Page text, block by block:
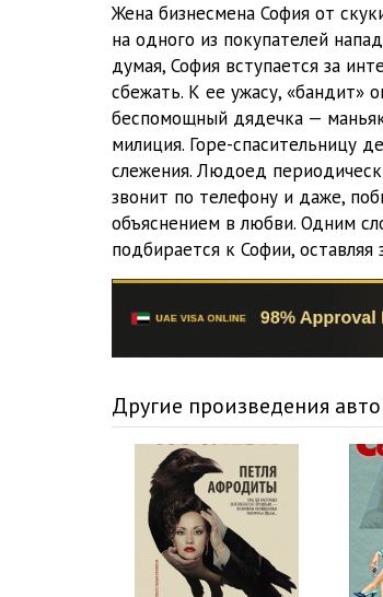
Soboleva_Printsessa_008
Soboleva_Printsessa_009
Soboleva_Printsessa_010
Soboleva_Printsessa_011
Soboleva_Printsessa_012
Soboleva_Printsessa_013
Soboleva_Printsessa_018
Soboleva_Printsessa_019
Soboleva_Printsessa_020
Жена бизнесмена София от
на одного из покупателей
думая, София вступается за
сбежать. К ее ужасу, «бандит»
беспомощный дядечка —
милиция. Горе-спасительницу
слежения. Людоед
звонит по телефону и даже,
объяснением в любви. Одним
подбирается к Софии,
Другие произведения